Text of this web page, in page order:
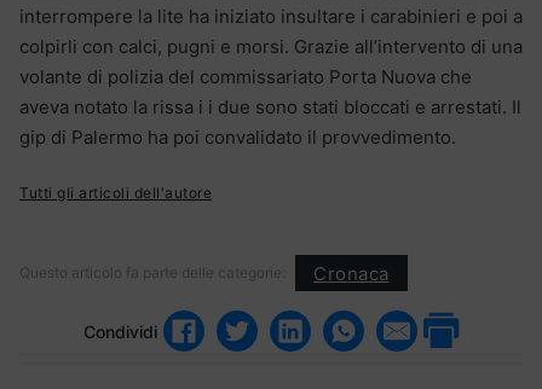
interrompere la lite ha iniziato insultare i carabinieri e poi a
colpirli con calci, pugni e morsi. Grazie all’intervento di una
volante di polizia del commissariato Porta Nuova che
aveva notato la rissa i i due sono stati bloccati e arrestati. Il
gip di Palermo ha poi convalidato il provvedimento.
Tutti gli articoli dell'autore
Questo articolo fa parte delle categorie: Cronaca
Condividi